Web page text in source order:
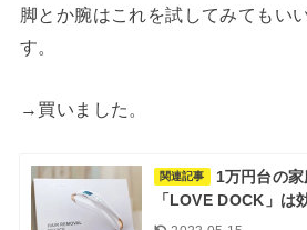
脚とか腕はこれを試してみてもい
す。
→買いました。
関連記事
1万円台の
「LOVE DOCK」は